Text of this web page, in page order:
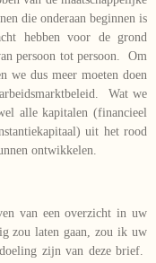
die onderaan beginnen is
hebben voor de grond
persoon tot persoon. Om
we dus meer moeten doen
Wat we
alle kapitalen (financieel
uit het rood
ontwikkelen.
van een overzicht in uw
zou laten gaan, zou ik uw
zijn van deze brief.